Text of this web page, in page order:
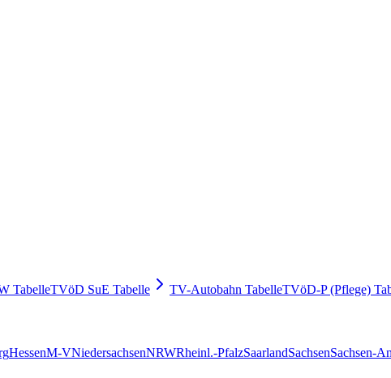
TabelleTVöD SuE Tabelle TV-Autobahn TabelleTVöD-P (Pflege)
HessenM-VNiedersachsenNRWRheinl.-PfalzSaarlandSachsenSachsen-